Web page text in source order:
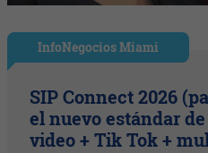
InfoNegocios Miami
SIP Connect 2026
el nuevo estándar
video + Tik Tok +